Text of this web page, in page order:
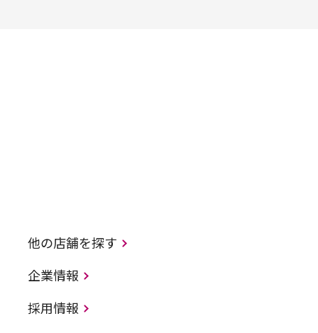
他の店舗を探す
企業情報
採用情報